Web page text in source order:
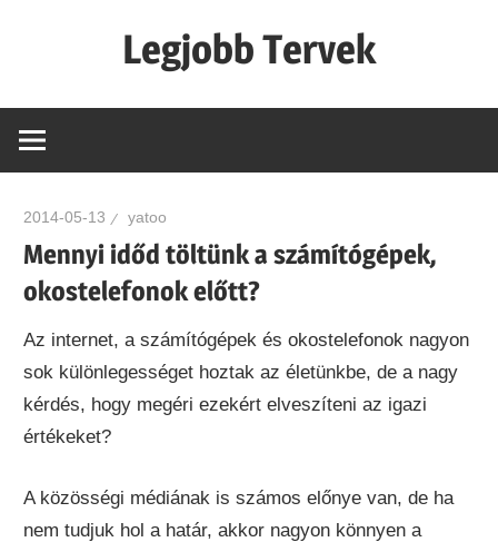
Legjobb Tervek
mindig
jó
tervünk…!
2014-05-13 yatoo
Mennyi időd töltünk a számítógépek,
okostelefonok előtt?
Az internet, a számítógépek és okostelefonok nagyon
sok különlegességet hoztak az életünkbe, de a nagy
kérdés, hogy megéri ezekért elveszíteni az igazi
értékeket?
A közösségi médiának is számos előnye van, de ha
nem tudjuk hol a határ, akkor nagyon könnyen a